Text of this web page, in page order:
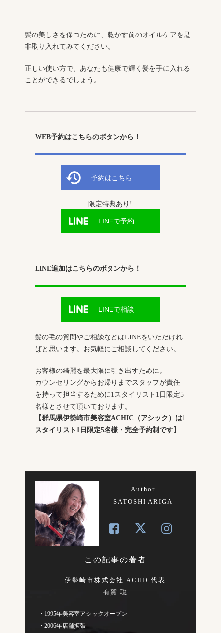
髪の美しさを保つために、乾かす前のオイルケアを是
非取り入れてみてください。
正しい使い方で、あなたも健康で輝く髪を手に入れる
ことができるでしょう。
WEB予約はこちらのボタンから！
予約はこちら
限定特典あり!
LINEで予約
LINE追加はこちらのボタンから！
LINEで相談
髪の毛の質問やご相談などはLINEをいただけれ
ばと思います。お気軽にご相談してください。
お客様の綺麗を最大限に引き出すために。
カウンセリングからお帰りまでスタッフが責任
を持って担当するために1スタイリスト1日限定5
名様とさせて頂いております。
【群馬県伊勢崎市美容室ACHIC（アシック）は1
スタイリスト1日限定5名様・完全予約制です】
Author
SATOSHI ARIGA
この記事の著者
伊勢崎市株式会社 ACHIC代表
有賀 聡
・1995年美容室アシックオープン
・2006年店舗拡張